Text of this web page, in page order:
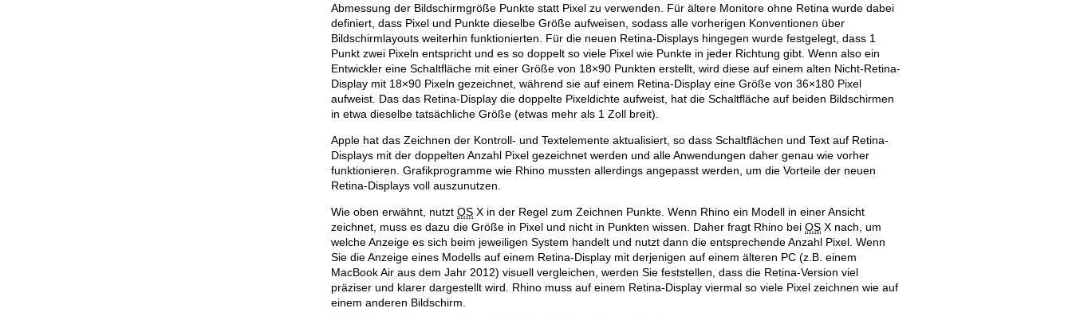
Abmessung der Bildschirmgröße Punkte statt Pixel zu verwenden. Für ältere Monitore ohne Retina wurde dabei
definiert, dass Pixel und Punkte dieselbe Größe aufweisen, sodass alle vorherigen Konventionen über
Bildschirmlayouts weiterhin funktionierten. Für die neuen Retina-Displays hingegen wurde festgelegt, dass 1
Punkt zwei Pixeln entspricht und es so doppelt so viele Pixel wie Punkte in jeder Richtung gibt. Wenn also ein
Entwickler eine Schaltfläche mit einer Größe von 18×90 Punkten erstellt, wird diese auf einem alten Nicht-Retina-
Display mit 18×90 Pixeln gezeichnet, während sie auf einem Retina-Display eine Größe von 36×180 Pixel
aufweist. Das das Retina-Display die doppelte Pixeldichte aufweist, hat die Schaltfläche auf beiden Bildschirmen
in etwa dieselbe tatsächliche Größe (etwas mehr als 1 Zoll breit).
Apple hat das Zeichnen der Kontroll- und Textelemente aktualisiert, so dass Schaltflächen und Text auf Retina-
Displays mit der doppelten Anzahl Pixel gezeichnet werden und alle Anwendungen daher genau wie vorher
funktionieren. Grafikprogramme wie Rhino mussten allerdings angepasst werden, um die Vorteile der neuen
Retina-Displays voll auszunutzen.
Wie oben erwähnt, nutzt OS X in der Regel zum Zeichnen Punkte. Wenn Rhino ein Modell in einer Ansicht
zeichnet, muss es dazu die Größe in Pixel und nicht in Punkten wissen. Daher fragt Rhino bei OS X nach, um
welche Anzeige es sich beim jeweiligen System handelt und nutzt dann die entsprechende Anzahl Pixel. Wenn
Sie die Anzeige eines Modells auf einem Retina-Display mit derjenigen auf einem älteren PC (z.B. einem
MacBook Air aus dem Jahr 2012) visuell vergleichen, werden Sie feststellen, dass die Retina-Version viel
präziser und klarer dargestellt wird. Rhino muss auf einem Retina-Display viermal so viele Pixel zeichnen wie auf
einem anderen Bildschirm.